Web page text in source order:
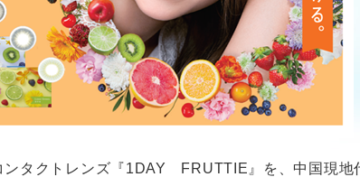
タクトレンズ『1DAY FRUTTIE』を、中国現地